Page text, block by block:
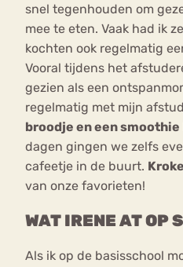
snel tegenhouden om
mee te eten. Vaak had ik
kochten ook regelmatig
Vooral tijdens het
gezien als een
regelmatig met mijn
broodje en een smoothie
dagen gingen we zelfs
cafeetje in de buurt.
van onze favorieten!
WAT IRENE AT OP
Als ik op de basisschool